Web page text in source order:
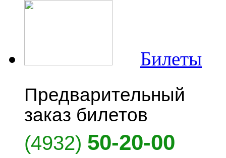
Билеты
Предварительный
заказ билетов
(4932) 50-20-00